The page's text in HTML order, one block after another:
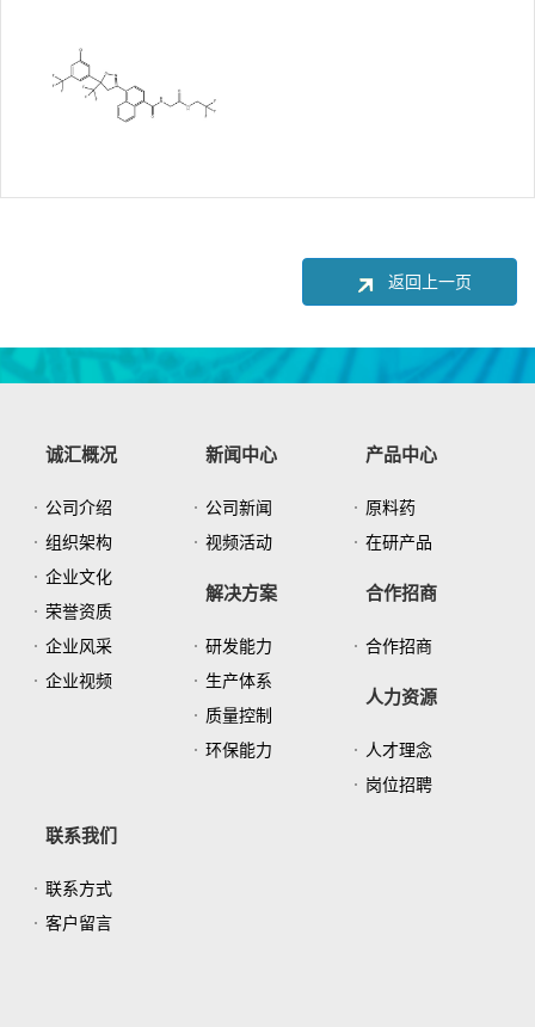
返回上一页
诚汇概况
公司介绍
组织架构
企业文化
荣誉资质
企业风采
企业视频
新闻中心
公司新闻
视频活动
产品中心
原料药
在研产品
解决方案
研发能力
生产体系
质量控制
环保能力
合作招商
合作招商
人力资源
人才理念
岗位招聘
联系我们
联系方式
客户留言